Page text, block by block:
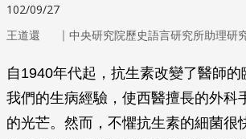
102/09/27
王道還 ｜ 中央研究院歷史語言研究所助理研
自1940年代起，抗生素改變了醫師的
我們的生病經驗，使西醫擅長的外科
的光芒。然而，不懼抗生素的細菌很